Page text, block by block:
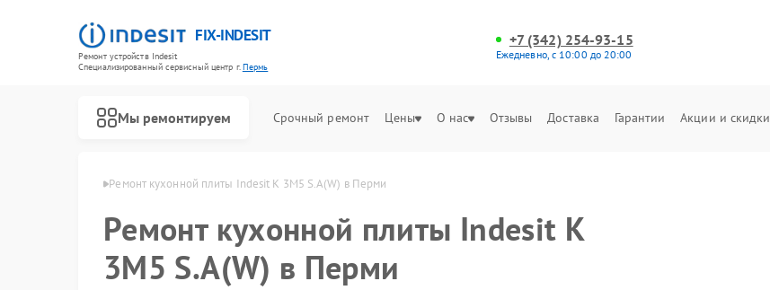
FIX-INDESIT
Ремонт устройств Indesit
Специализированный cервисный центр г.Пермь
+7 (342) 254-93-15
Ежедневно, с 10:00 до 20:00
Мы ремонтируем Срочный ремонт Цены О нас Отзывы Доставка Гарантии Акции и скидки
Indesit в Перми Ремонт кухонной плиты Indesit K 3M5 S.A(W) в Перми
Ремонт кухонной плиты Indesit K
3M5 S.A(W) в Перми